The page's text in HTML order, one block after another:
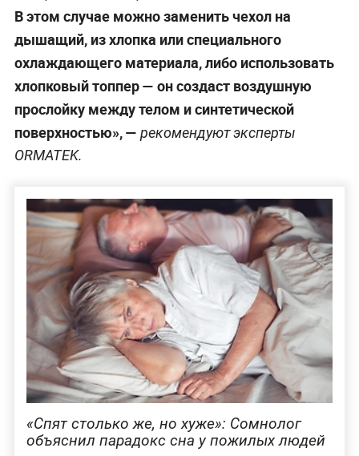
В этом случае можно заменить чехол на
дышащий, из хлопка или специального
охлаждающего материала, либо использовать
хлопковый топпер — он создаст воздушную
прослойку между телом и синтетической
поверхностью», — рекомендуют эксперты
ORMATEK.
«Спят столько же, но хуже»: Сомнолог
объяснил парадокс сна у пожилых людей